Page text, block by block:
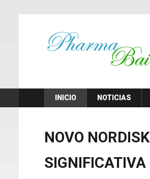
INICIO NOTICIAS
NOVO NORDISK
SIGNIFICATIVA